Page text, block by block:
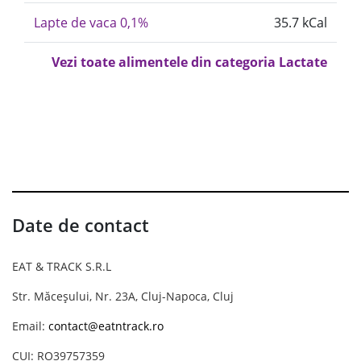
Lapte de vaca 0,1% 35.7 kCal
Vezi toate alimentele din categoria Lactate
Date de contact
EAT & TRACK S.R.L
Str. Măceșului, Nr. 23A, Cluj-Napoca, Cluj
Email: contact@eatntrack.ro
CUI: RO39757359